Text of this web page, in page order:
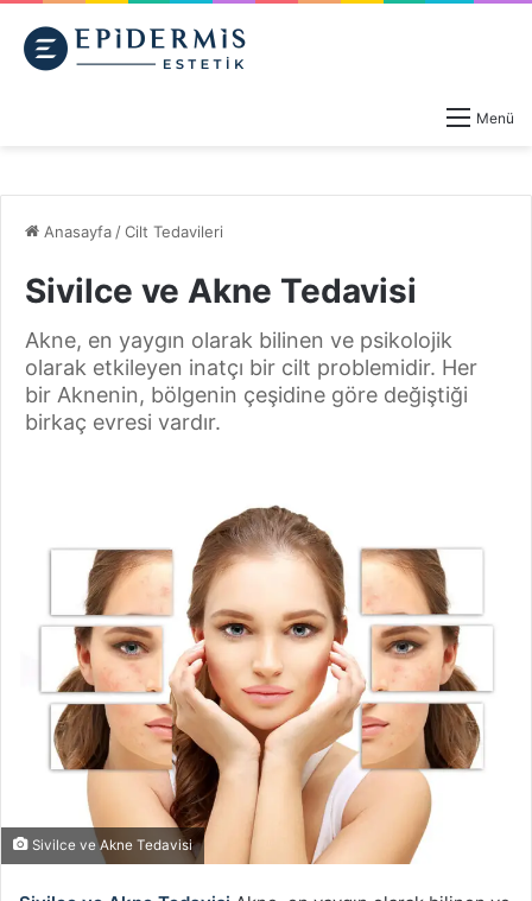
Menü
Anasayfa /Cilt Tedavileri
Sivilce ve Akne Tedavisi
Akne, en yaygın olarak bilinen ve psikolojik
olarak etkileyen inatçı bir cilt problemidir. Her
bir Aknenin, bölgenin çeşidine göre değiştiği
birkaç evresi vardır.
Sivilce ve Akne Tedavisi